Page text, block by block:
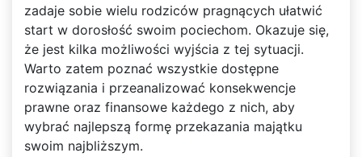
zadaje sobie wielu rodziców pragnących ułatwić
start w dorosłość swoim pociechom. Okazuje się,
że jest kilka możliwości wyjścia z tej sytuacji.
Warto zatem poznać wszystkie dostępne
rozwiązania i przeanalizować konsekwencje
prawne oraz finansowe każdego z nich, aby
wybrać najlepszą formę przekazania majątku
swoim najbliższym.